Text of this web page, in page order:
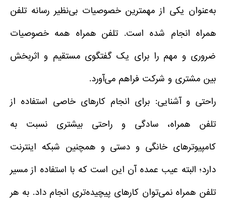
به‌عنوان یکی از مهمترین خصوصیات بی‌نظیر رسانه تلفن
همراه انجام شده است. تلفن همراه همه خصوصیات
ضروری و مهم را برای یک گفتگوی مستقیم و اثربخش
بین مشتری و شرکت فراهم می‌آورد.
راحتی و آشنایی: برای انجام کارهای خاصی استفاده از
تلفن همراه، سادگی و راحتی بیشتری نسبت به
کامپیوترهای خانگی و دستی و همچنین شبکه اینترنت
دارد؛ البته عیب عمده آن این است که با استفاده از مسیر
تلفن همراه نمی‌توان کارهای پیچیده‌تری انجام داد. به هر